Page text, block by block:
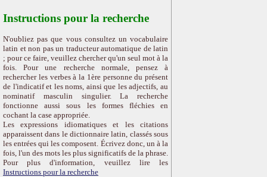
Instructions pour la recherche
N'oubliez pas que vous consultez un vocabulaire
latin et non pas un traducteur automatique de latin
; pour ce faire, veuillez chercher qu'un seul mot à la
fois. Pour une recherche normale, pensez à
rechercher les verbes à la 1ère personne du présent
de l'indicatif et les noms, ainsi que les adjectifs, au
nominatif masculin singulier. La recherche
fonctionne aussi sous les formes fléchies en
cochant la case appropriée.
Les expressions idiomatiques et les citations
apparaissent dans le dictionnaire latin, classés sous
les entrées qui les composent. Écrivez donc, un à la
fois, l'un des mots les plus significatifs de la phrase.
Pour plus d'information, veuillez lire les
Instructions pour la recherche